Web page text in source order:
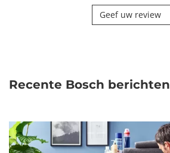
Geef uw review
Recente Bosch berichten